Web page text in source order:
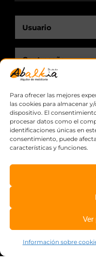
Para ofrecer las mejores
las cookies para almacenar
dispositivo. El
procesar datos como el
identificaciones únicas en
consentimiento, puede
características y funciones.
Ver
Información sobre